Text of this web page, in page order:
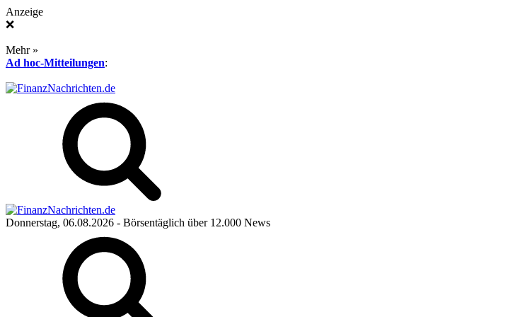
Anzeige
❌
Mehr »
Ad hoc-Mitteilungen:
Donnerstag, 06.08.2026 - Börsentäglich über 12.000 News